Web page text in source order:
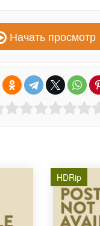
Начать просмотр
HDRip